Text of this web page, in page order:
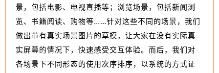
景，包括电影、电视直播等；浏览场景，包括新闻浏
览、书籍阅读、购物等……针对这些不同的场景，我们
做出带有真实场景图片的草模，让大家在没有实际真
实屏幕的情况下，快速感受交互体验。而后，我们对
各场景下不同形态的使用次序排序，以系统的方式证